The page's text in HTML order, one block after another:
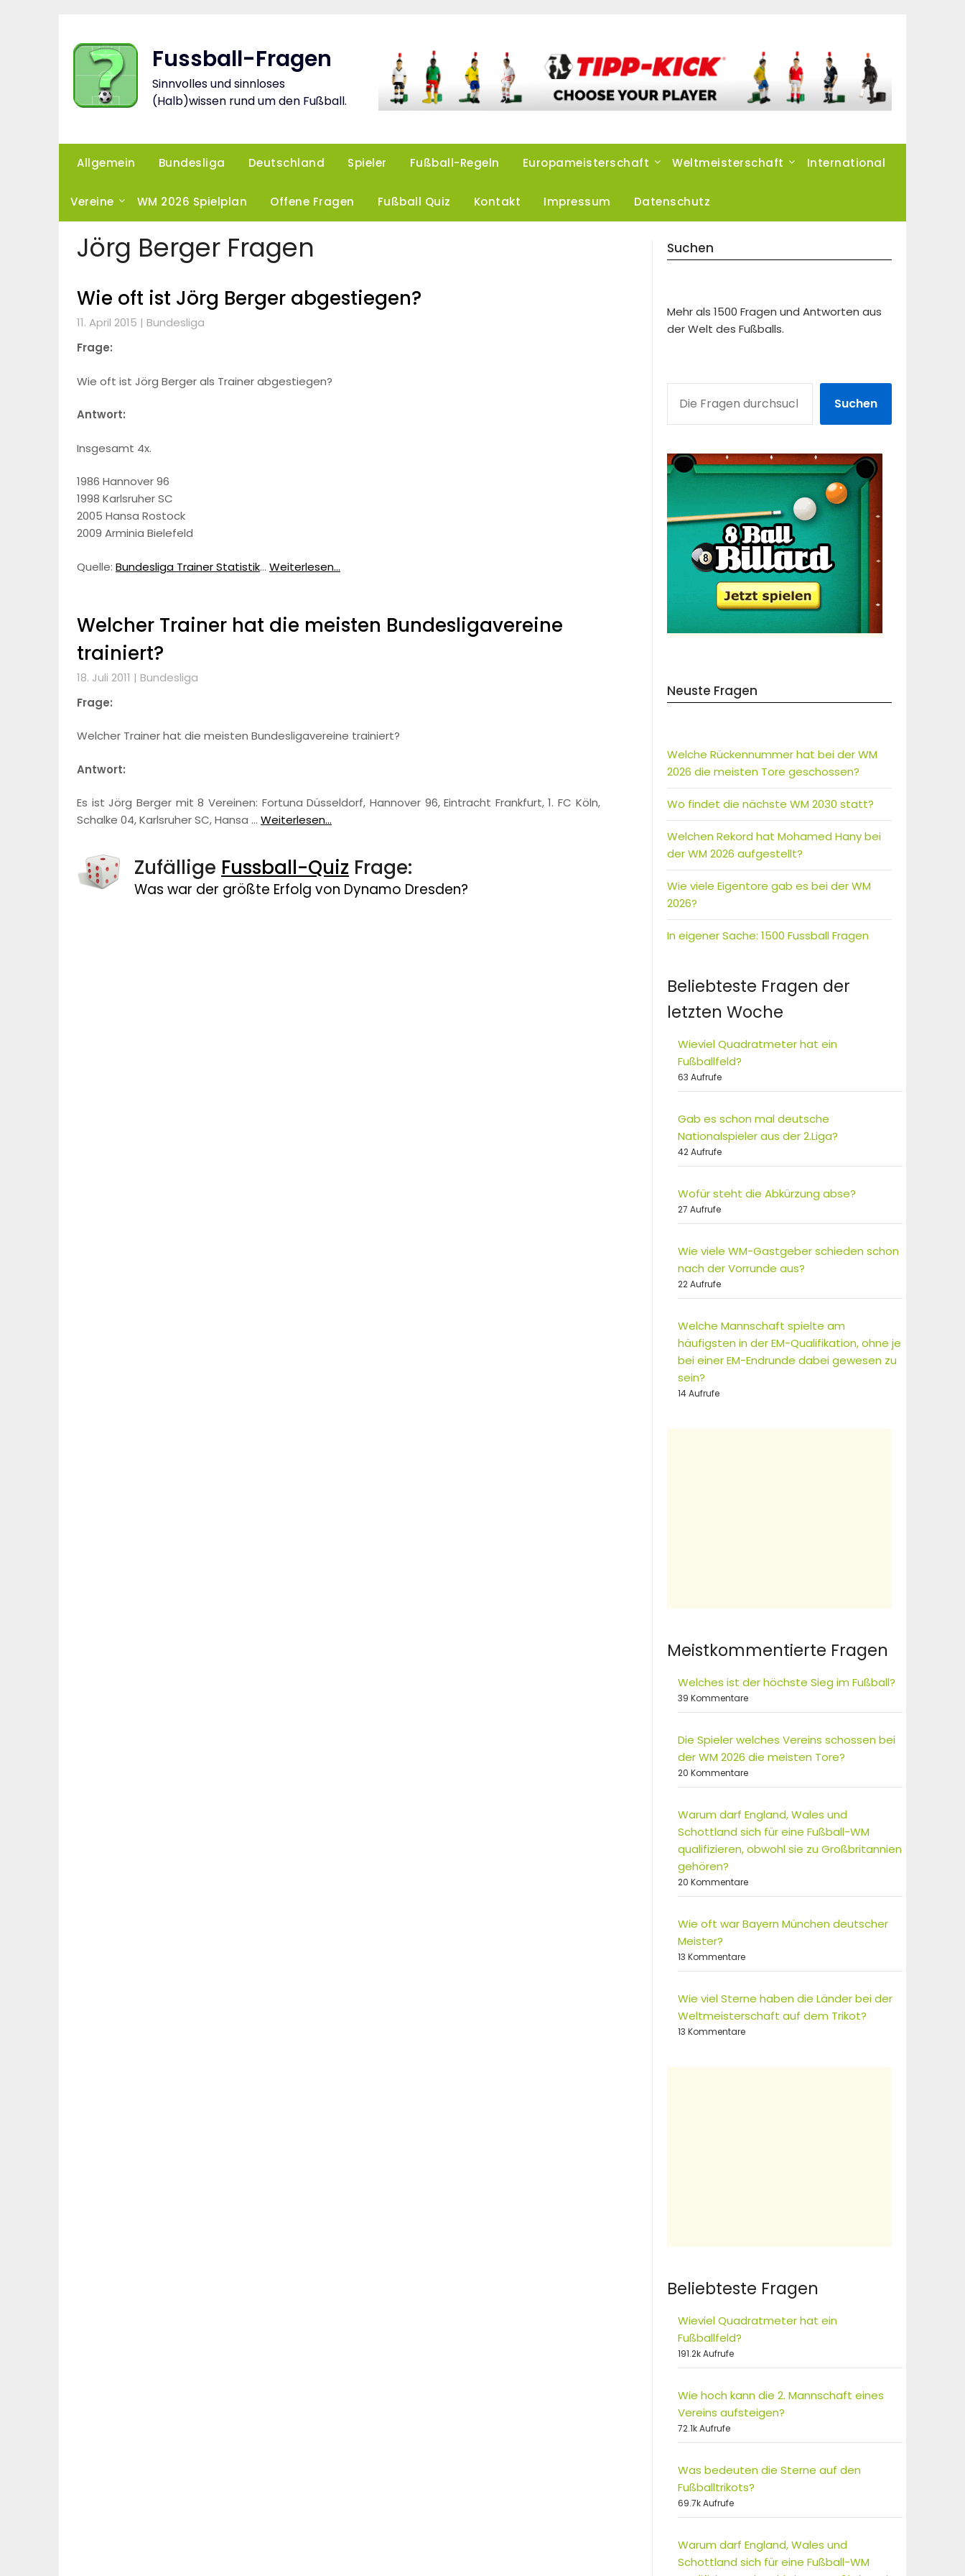
Fussball-Fragen
Sinnvolles und sinnloses
(Halb)wissen rund um den Fußball.
Allgemein Bundesliga Deutschland Spieler Fußball-Regeln Europameisterschaft Weltmeisterschaft International
Vereine WM 2026 Spielplan Offene Fragen Fußball Quiz Kontakt Impressum Datenschutz
Jörg Berger Fragen
Wie oft ist Jörg Berger abgestiegen?
11. April 2015 | Bundesliga
Frage:
Wie oft ist Jörg Berger als Trainer abgestiegen?
Antwort:
Insgesamt 4x.
1986 Hannover 96
1998 Karlsruher SC
2005 Hansa Rostock
2009 Arminia Bielefeld
Quelle: Bundesliga Trainer Statistik… Weiterlesen...
Welcher Trainer hat die meisten Bundesligavereine
trainiert?
18. Juli 2011 | Bundesliga
Frage:
Welcher Trainer hat die meisten Bundesligavereine trainiert?
Antwort:
Es ist Jörg Berger mit 8 Vereinen: Fortuna Düsseldorf, Hannover 96, Eintracht Frankfurt, 1. FC Köln,
Schalke 04, Karlsruher SC, Hansa … Weiterlesen...
Zufällige Fussball-Quiz Frage:
Was war der größte Erfolg von Dynamo Dresden?
Suchen
Mehr als 1500 Fragen und Antworten aus
der Welt des Fußballs.
Suchen
Neuste Fragen
Welche Rückennummer hat bei der WM
2026 die meisten Tore geschossen?
Wo findet die nächste WM 2030 statt?
Welchen Rekord hat Mohamed Hany bei
der WM 2026 aufgestellt?
Wie viele Eigentore gab es bei der WM
2026?
In eigener Sache: 1500 Fussball Fragen
Beliebteste Fragen der
letzten Woche
Wieviel Quadratmeter hat ein
Fußballfeld?
63 Aufrufe
Gab es schon mal deutsche
Nationalspieler aus der 2.Liga?
42 Aufrufe
Wofür steht die Abkürzung abse?
27 Aufrufe
Wie viele WM-Gastgeber schieden schon
nach der Vorrunde aus?
22 Aufrufe
Welche Mannschaft spielte am
häufigsten in der EM-Qualifikation, ohne je
bei einer EM-Endrunde dabei gewesen zu
sein?
14 Aufrufe
Meistkommentierte Fragen
Welches ist der höchste Sieg im Fußball?
39 Kommentare
Die Spieler welches Vereins schossen bei
der WM 2026 die meisten Tore?
20 Kommentare
Warum darf England, Wales und
Schottland sich für eine Fußball-WM
qualifizieren, obwohl sie zu Großbritannien
gehören?
20 Kommentare
Wie oft war Bayern München deutscher
Meister?
13 Kommentare
Wie viel Sterne haben die Länder bei der
Weltmeisterschaft auf dem Trikot?
13 Kommentare
Beliebteste Fragen
Wieviel Quadratmeter hat ein
Fußballfeld?
191.2k Aufrufe
Wie hoch kann die 2. Mannschaft eines
Vereins aufsteigen?
72.1k Aufrufe
Was bedeuten die Sterne auf den
Fußballtrikots?
69.7k Aufrufe
Warum darf England, Wales und
Schottland sich für eine Fußball-WM